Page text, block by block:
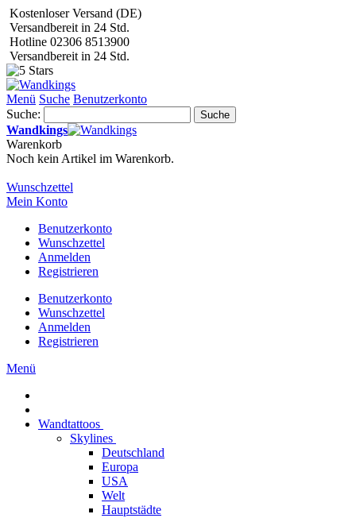
Kostenloser Versand (DE)
Versandbereit in 24 Std.
Hotline 02306 8513900
Versandbereit in 24 Std.
Menü Suche Benutzerkonto
Suche:
Suche
Wandkings
Warenkorb
Noch kein Artikel im Warenkorb.
Wunschzettel
Mein Konto
Benutzerkonto
Wunschzettel
Anmelden
Registrieren
Benutzerkonto
Wunschzettel
Anmelden
Registrieren
Menü
Wandtattoos
Skylines
Deutschland
Europa
USA
Welt
Hauptstädte